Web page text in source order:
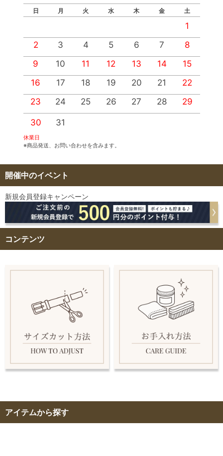
日 月 火 水 木 金 土
1
2
3 4 5 6 7
8
9
10 11 12 13 14
15
16
17 18 19 20 21
22
23
24 25 26 27 28 29
30 31
休業日
※商品発送、お問い合わせを含みます。
開催中のイベント
新規会員登録キャンペーン
コンテンツ
アイテムから探す